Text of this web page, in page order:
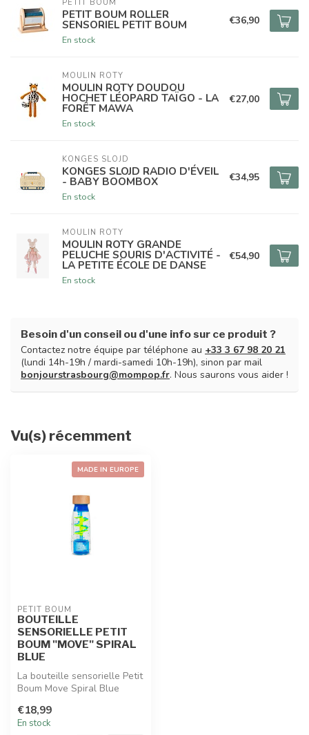
PETIT BOUM
PETIT BOUM ROLLER
SENSORIEL PETIT BOUM
En stock
€36,90
MOULIN ROTY
MOULIN ROTY DOUDOU
HOCHET LÉOPARD TAÏGO - LA
FORÊT MAWA
En stock
€27,00
KONGES SLOJD
KONGES SLOJD RADIO D'ÉVEIL
- BABY BOOMBOX
En stock
€34,95
MOULIN ROTY
MOULIN ROTY GRANDE
PELUCHE SOURIS D'ACTIVITÉ -
LA PETITE ÉCOLE DE DANSE
En stock
€54,90
Besoin d'un conseil ou d'une info sur ce produit ?
Contactez notre équipe par téléphone au +33 3 67 98 20 21
(lundi 14h-19h / mardi-samedi 10h-19h), sinon par mail
bonjourstrasbourg@mompop.fr. Nous saurons vous aider !
Vu(s) récemment
MADE IN EUROPE
PETIT BOUM
BOUTEILLE
SENSORIELLE PETIT
BOUM "MOVE" SPIRAL
BLUE
La bouteille sensorielle Petit
Boum Move Spiral Blue
€18,99
En stock